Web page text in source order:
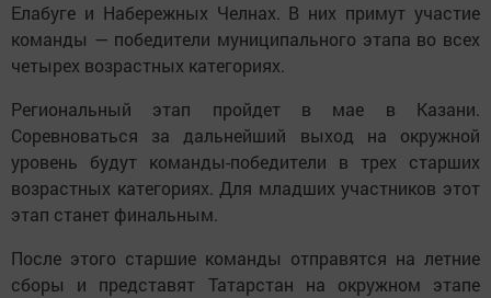
Елабуге и Набережных Челнах. В них примут участие
команды — победители муниципального этапа во всех
четырех возрастных категориях.
Региональный этап пройдет в мае в Казани.
Соревноваться за дальнейший выход на окружной
уровень будут команды-победители в трех старших
возрастных категориях. Для младших участников этот
этап станет финальным.
После этого старшие команды отправятся на летние
сборы и представят Татарстан на окружном этапе